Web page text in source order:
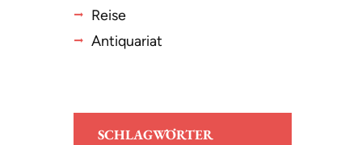
Reise
Antiquariat
SCHLAGWÖRTER